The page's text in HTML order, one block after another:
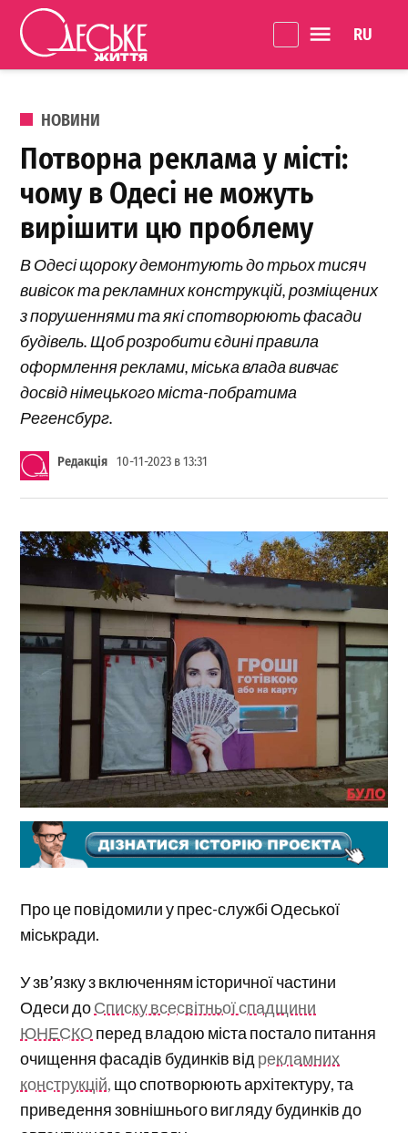
Перейти до вмісту
Життя
ОПУБЛІКОВАНО В
НОВИНИ
Потворна реклама у місті:
чому в Одесі не можуть
вирішити цю проблему
В Одесі щороку демонтують до трьох тисяч
вивісок та рекламних конструкцій, розміщених
з порушеннями та які спотворюють фасади
будівель. Щоб розробити єдині правила
оформлення реклами, міська влада вивчає
досвід німецького міста-побратима
Регенсбург.
Редакція 10-11-2023 в 13:31
Про це повідомили у прес-службі Одеської
міськради.
У зв’язку з включенням історичної частини
Одеси доСписку всесвітньої спадщини
ЮНЕСКО перед владою міста постало питання
очищення фасадів будинків від рекламних
конструкцій, що спотворюють архітектуру, та
приведення зовнішнього вигляду будинків до